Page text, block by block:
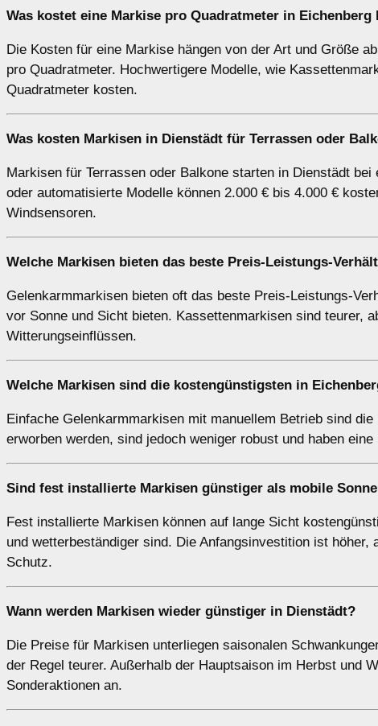
Was kostet eine Markise pro Quadratmeter in Eichenberg
Die Kosten für eine Markise hängen von der Art und Größe
pro Quadratmeter. Hochwertigere Modelle, wie
Quadratmeter kosten.
Was kosten Markisen in Dienstädt für Terrassen oder
Markisen für Terrassen oder Balkone starten in Dienstädt
oder automatisierte Modelle können 2.000 € bis 4.000 €
Windsensoren.
Welche Markisen bieten das beste Preis-Leistungs-
Gelenkarmmarkisen bieten oft das beste Preis-Leistungs-
vor Sonne und Sicht bieten. Kassettenmarkisen sind teurer,
Witterungseinflüssen.
Welche Markisen sind die kostengünstigsten in
Einfache Gelenkarmmarkisen mit manuellem Betrieb sind
erworben werden, sind jedoch weniger robust und haben
Sind fest installierte Markisen günstiger als mobile
Fest installierte Markisen können auf lange Sicht
und wetterbeständiger sind. Die Anfangsinvestition ist
Schutz.
Wann werden Markisen wieder günstiger in Dienstädt?
Die Preise für Markisen unterliegen saisonalen
der Regel teurer. Außerhalb der Hauptsaison im Herbst und
Sonderaktionen an.